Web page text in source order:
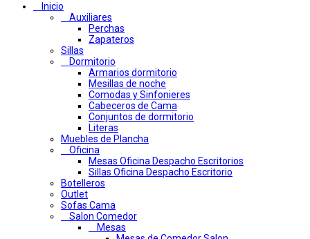
Inicio
Auxiliares
Perchas
Zapateros
Sillas
Dormitorio
Armarios dormitorio
Mesillas de noche
Comodas y Sinfonieres
Cabeceros de Cama
Conjuntos de dormitorio
Literas
Muebles de Plancha
Oficina
Mesas Oficina Despacho Escritorios
Sillas Oficina Despacho Escritorio
Botelleros
Outlet
Sofas Cama
Salon Comedor
Mesas